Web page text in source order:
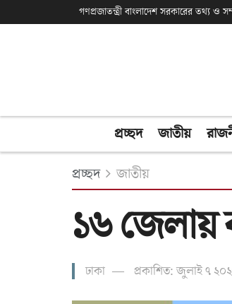
গণপ্রজাতন্ত্রী বাংলাদেশ সরকারের তথ্য ও
প্রচ্ছদ জাতীয়
প্রচ্ছদ জাতীয়
১৬ জেলায়
ঢাকা প্রকাশিত: জুলাই ৭